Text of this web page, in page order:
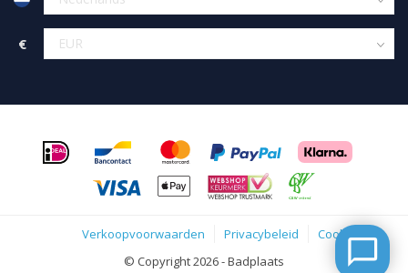
€
Verkoopvoorwaarden Privacybeleid
Cookies
© Copyright 2026 - Badplaats